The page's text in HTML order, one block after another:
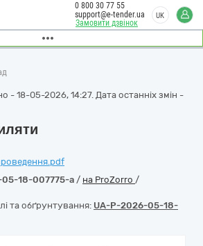
Замовити дзвінок
0 800 30 77 55
support@e-tender.ua
UK
- 18-05-2026, 14:27. Дата останніх змін -
18-007775-a / на ProZorro /
та обґрунтування: UA-P-2026-05-18-